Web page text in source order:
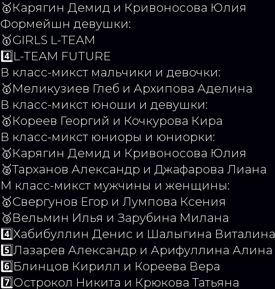
🥇Карягин Демид и Кривоносова Юлия
Формейшн девушки:
🥇GIRLS L-TEAM
4️⃣L-TEAM FUTURE
В класс-микст мальчики и девочки:
🥇Меликузиев Глеб и Архипова Аделина
В класс-микст юноши и девушки:
🥇Кореев Георгий и Кочкурова Кира
В класс-микст юниоры и юниорки:
🥇Карягин Демид и Кривоносова Юлия
🥈Тарханов Александр и Джафарова Лиана
М класс-микст мужчины и женщины:
🥇Свергунов Егор и Лумпова Ксения
🥉Вельмин Илья и Зарубина Милана
4️⃣Хабибуллин Денис и Шалыгина Виталина
5️⃣Лазарев Александр и Арифуллина Алина
6️⃣Блинцов Кирилл и Кореева Вера
7️⃣Острокол Никита и Крюкова Татьяна